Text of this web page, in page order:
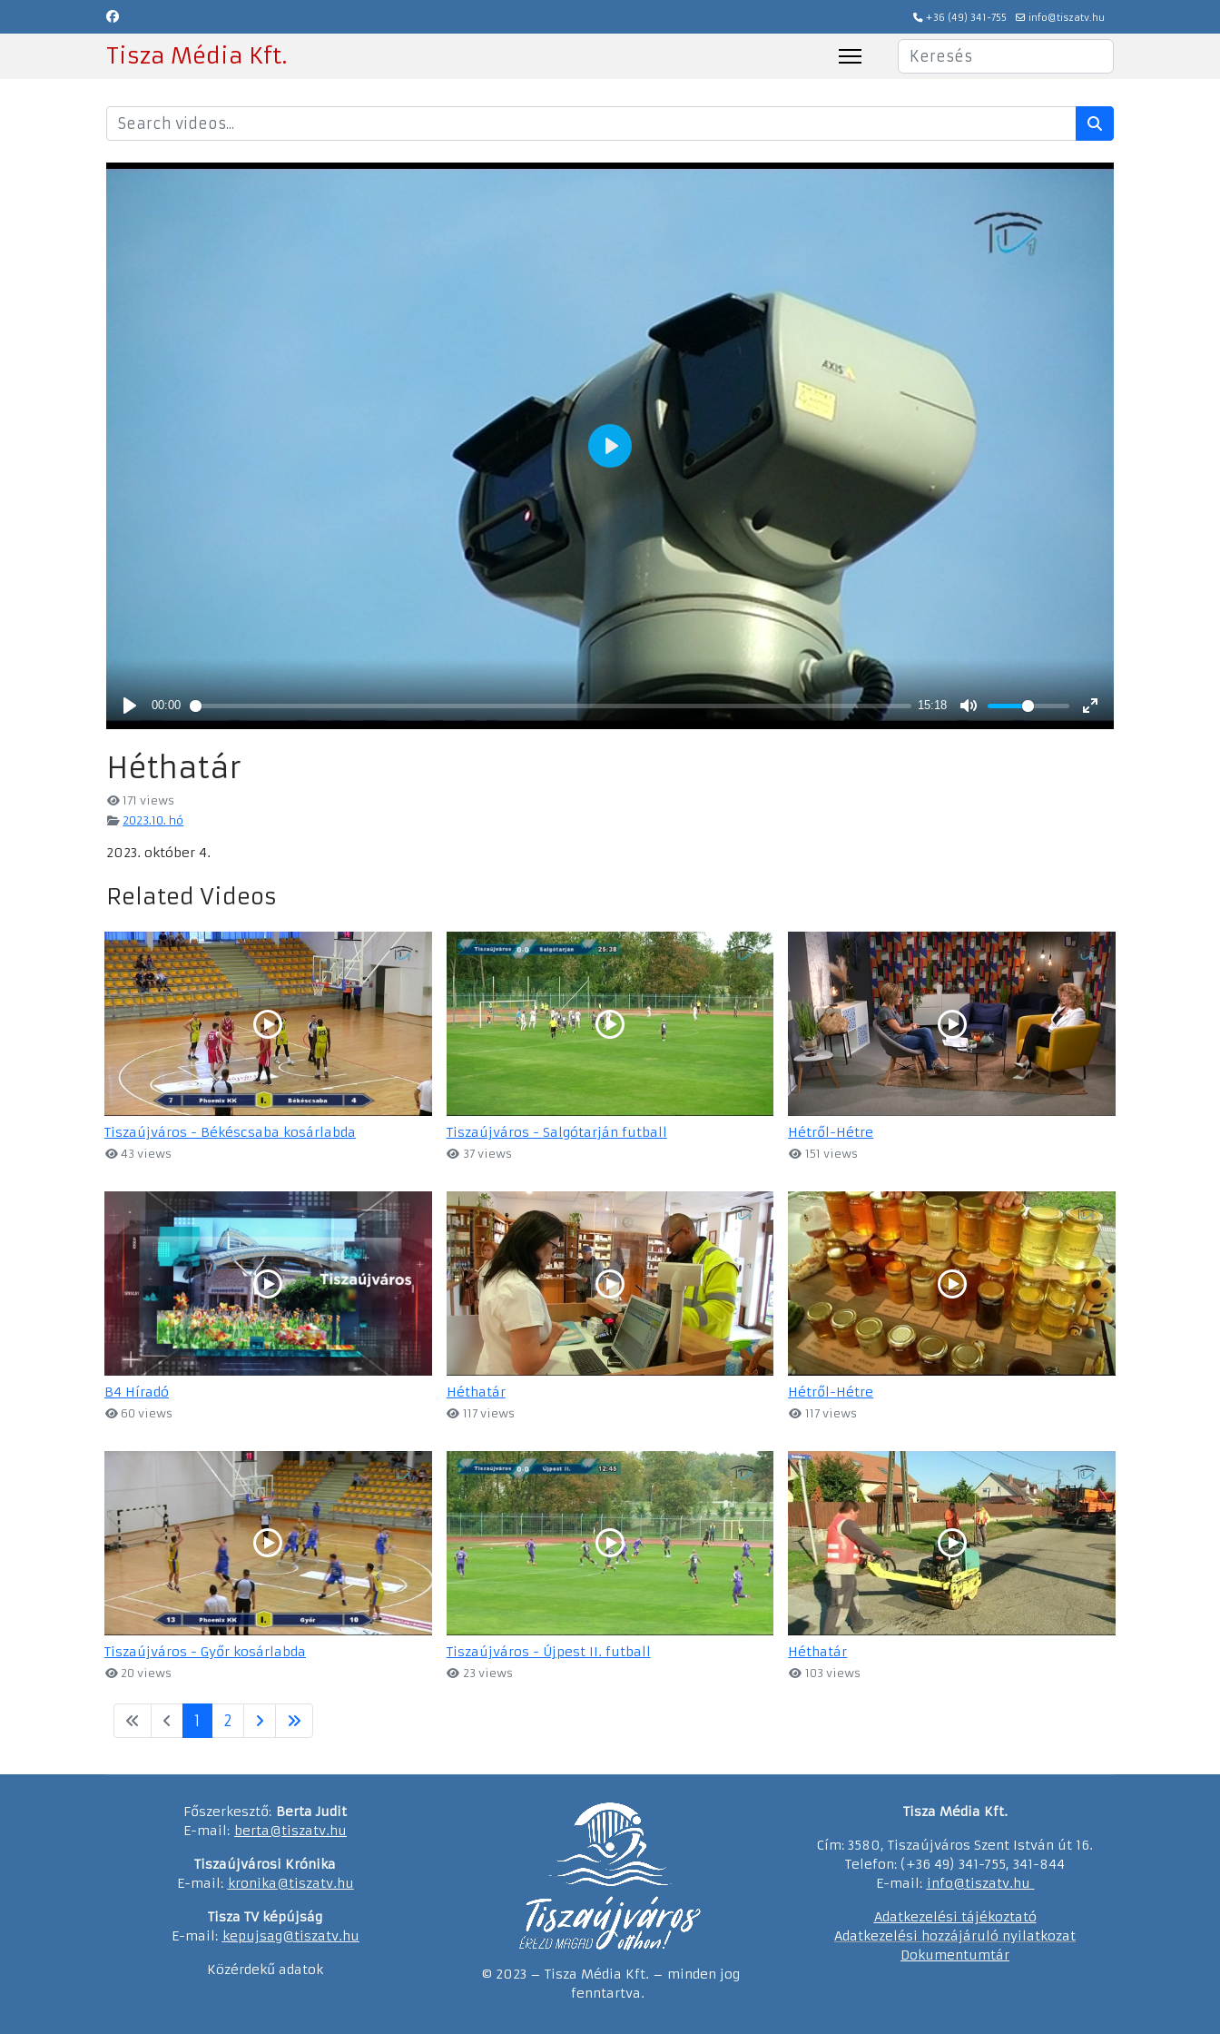
+36 (49) 341-755 info@tiszatv.hu
Tisza Média Kft. Keresés
Héthatár
171 views
2023.10. hó
2023. október 4.
Related Videos
Tiszaújváros - Békéscsaba kosárlabda
43 views
Tiszaújváros - Salgótarján futball
37 views
Hétről-Hétre
151 views
B4 Híradó
60 views
Héthatár
117 views
Hétről-Hétre
117 views
Tiszaújváros - Győr kosárlabda
20 views
Tiszaújváros - Újpest II. futball
23 views
Héthatár
103 views
1 2
Főszerkesztő: Berta Judit
E-mail: berta@tiszatv.hu
Tiszaújvárosi Krónika
E-mail: kronika@tiszatv.hu
Tisza TV képújság
E-mail: kepujsag@tiszatv.hu
Közérdekű adatok
© 2023 – Tisza Média Kft. – minden jog
fenntartva.
Tisza Média Kft.
Cím: 3580, Tiszaújváros Szent István út 16.
Telefon: (+36 49) 341-755, 341-844
E-mail: info@tiszatv.hu
Adatkezelési tájékoztató
Adatkezelési hozzájáruló nyilatkozat
Dokumentumtár